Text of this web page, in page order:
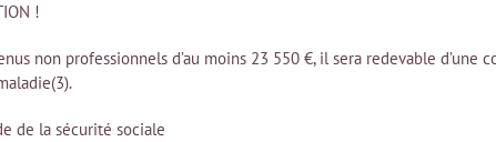
!
non professionnels d’au moins 23 550 €, il sera redevable d’une
de la sécurité sociale